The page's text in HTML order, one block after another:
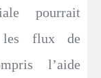
pourrait
les flux de
l’aide